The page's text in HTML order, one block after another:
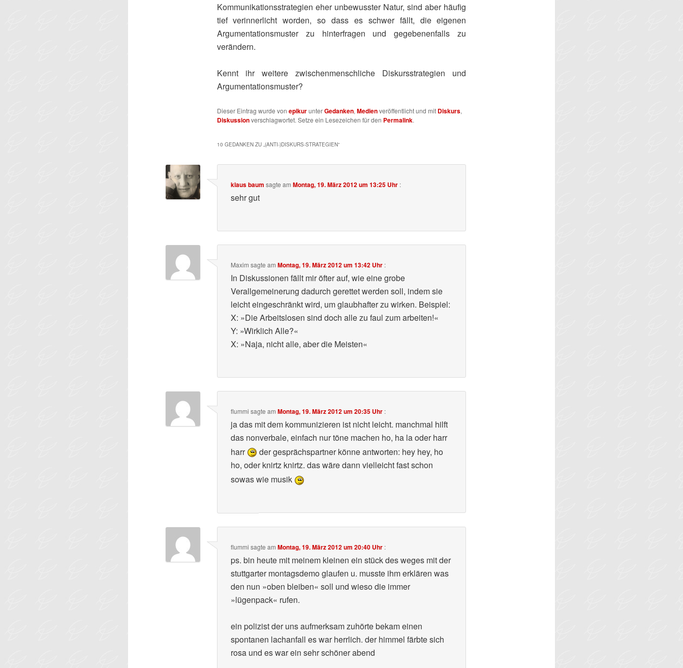
Kommunikationsstrategien eher unbewusster Natur, sind aber häufig
tief verinnerlicht worden, so dass es schwer fällt, die eigenen
Argumentationsmuster zu hinterfragen und gegebenenfalls zu
verändern.
Kennt ihr weitere zwischenmenschliche Diskursstrategien und
Argumentationsmuster?
Dieser Eintrag wurde von epikurunterGedanken, Medienveröffentlicht und mit Diskurs,
Diskussionverschlagwortet. Setze ein Lesezeichen für den Permalink.
10 GEDANKEN ZU „ (ANTI-)DISKURS-STRATEGIEN“
klaus baum sagte am Montag, 19. März 2012 um 13:25 Uhr :
sehr gut
Maxim sagte am Montag, 19. März 2012 um 13:42 Uhr :
In Diskussionen fällt mir öfter auf, wie eine grobe
Verallgemeinerung dadurch gerettet werden soll, indem sie
leicht eingeschränkt wird, um glaubhafter zu wirken. Beispiel:
X: »Die Arbeitslosen sind doch alle zu faul zum arbeiten!«
Y: »Wirklich Alle?«
X: »Naja, nicht alle, aber die Meisten«
flummi sagte am Montag, 19. März 2012 um 20:35 Uhr :
ja das mit dem kommunizieren ist nicht leicht. manchmal hilft
das nonverbale, einfach nur töne machen ho, ha la oder harr
harr
der gesprächspartner könne antworten: hey hey, ho
ho, oder knirtz knirtz. das wäre dann vielleicht fast schon
sowas wie musik
flummi sagte am Montag, 19. März 2012 um 20:40 Uhr :
ps. bin heute mit meinem kleinen ein stück des weges mit der
stuttgarter montagsdemo glaufen u. musste ihm erklären was
den nun »oben bleiben« soll und wieso die immer
»lügenpack« rufen.
ein polizist der uns aufmerksam zuhörte bekam einen
spontanen lachanfall es war herrlich. der himmel färbte sich
rosa und es war ein sehr schöner abend